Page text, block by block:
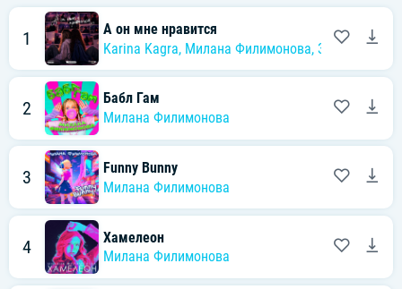
1
А он мне нравится
Karina Kagra, Милана Филимонова, Звезды
2
Бабл Гам
Милана Филимонова
3
Funny Bunny
Милана Филимонова
4
Хамелеон
Милана Филимонова